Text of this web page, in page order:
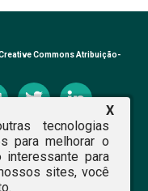
Commons Atribuição-
tecnologias
para melhorar o
interessante para
sites, você
X